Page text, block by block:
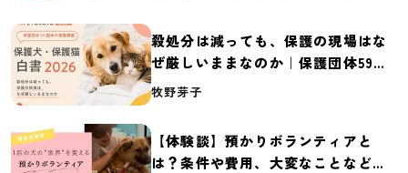
殺処分は減っても、保護の現場はな
ぜ厳しいままなのか｜保護団体59団
体の実態調査【保護犬・保護猫白書
牧野芽子
【体験談】預かりボランティアと
は？条件や費用、大変なことなど紹